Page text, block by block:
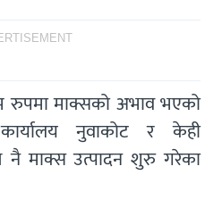
रुपमा माक्सको अभाव भएको
नुवाकोट र केही
नै माक्स उत्पादन शुरु गरेका